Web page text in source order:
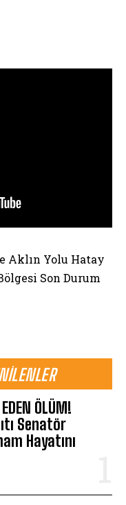
EDEN ÖLÜM!
Senatör
Hayatını
Aklın Yolu Hatay
Son Durum